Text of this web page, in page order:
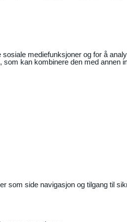
mediefunksjoner og for å
kan kombinere den med
som side navigasjon og tilgang til